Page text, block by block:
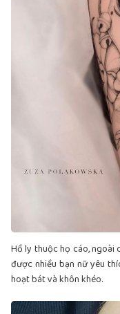
Hồ ly thuộc họ cáo, ngoài
được nhiều bạn nữ yêu
hoạt bát và khôn khéo.